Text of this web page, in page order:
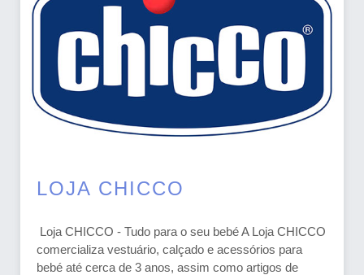
LOJA CHICCO
Loja CHICCO - Tudo para o seu bebé A Loja CHICCO
comercializa vestuário, calçado e acessórios para
bebé até cerca de 3 anos, assim como artigos de